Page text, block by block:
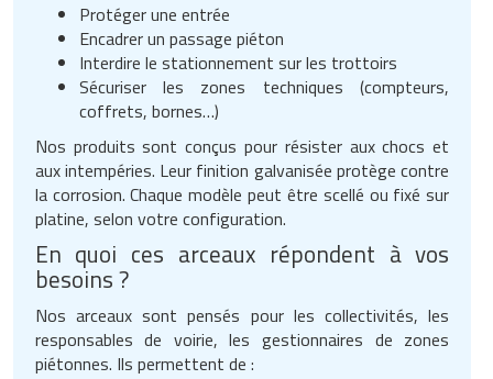
Protéger une entrée
Encadrer un passage piéton
Interdire le stationnement sur les trottoirs
Sécuriser les zones techniques (compteurs,
coffrets, bornes…)
Nos produits sont conçus pour résister aux chocs et
aux intempéries. Leur finition galvanisée protège contre
la corrosion. Chaque modèle peut être scellé ou fixé sur
platine, selon votre configuration.
En quoi ces arceaux répondent à vos
besoins ?
Nos arceaux sont pensés pour les collectivités, les
responsables de voirie, les gestionnaires de zones
piétonnes. Ils permettent de :